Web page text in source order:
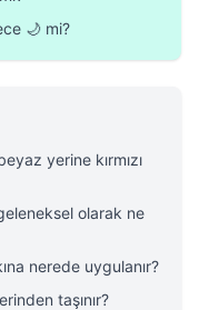
🌙 mi?
yerine kırmızı
olarak ne
nerede uygulanır?
taşınır?